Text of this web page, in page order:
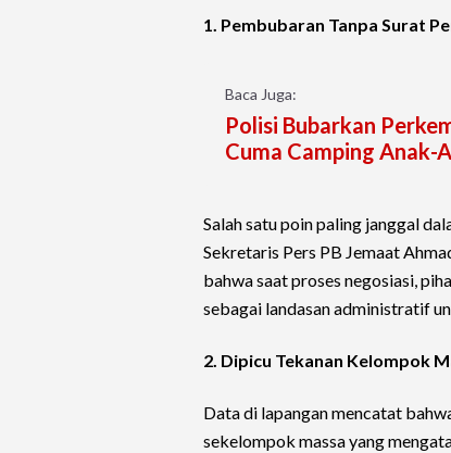
1. Pembubaran Tanpa Surat
Baca Juga:
Polisi Bubarkan
Cuma Camping Anak-
Salah satu poin paling janggal
Sekretaris Pers PB Jemaat
bahwa saat proses negosiasi,
sebagai landasan administratif
2. Dipicu Tekanan Kelompok
Data di lapangan mencatat
sekelompok massa yang